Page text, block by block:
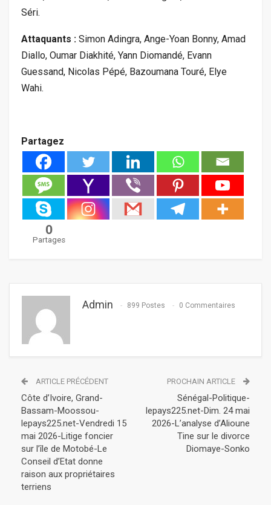
Séri.
Attaquants : Simon Adingra, Ange-Yoan Bonny, Amad
Diallo, Oumar Diakhité, Yann Diomandé, Evann
Guessand, Nicolas Pépé, Bazoumana Touré, Elye
Wahi.
Partagez
0
Partages
Admin 899 Postes 0 Commentaires
ARTICLE PRÉCÉDENT
Côte d’Ivoire, Grand-
Bassam-Moossou-
lepays225.net-Vendredi 15
mai 2026-Litige foncier
sur l’île de Motobé-Le
Conseil d’Etat donne
raison aux propriétaires
terriens
PROCHAIN ARTICLE
Sénégal-Politique-
lepays225.net-Dim. 24 mai
2026-L’analyse d’Alioune
Tine sur le divorce
Diomaye-Sonko